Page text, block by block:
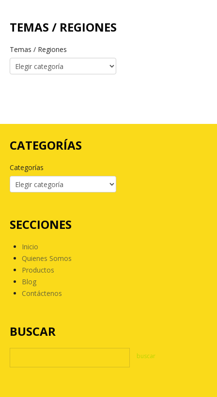
TEMAS / REGIONES
Temas / Regiones
CATEGORÍAS
Categorías
SECCIONES
Inicio
Quienes Somos
Productos
Blog
Contáctenos
BUSCAR